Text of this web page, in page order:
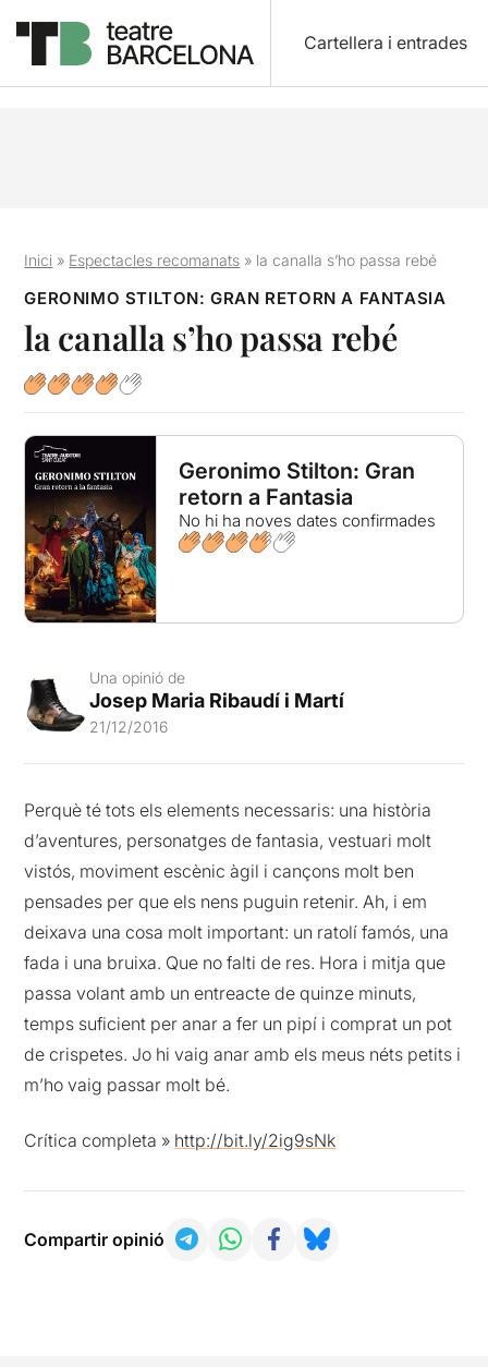
Cartellera i entrades
Inici » Espectacles recomanats » la canalla s’ho passa rebé
GERONIMO STILTON: GRAN RETORN A FANTASIA
la canalla s’ho passa rebé
Geronimo Stilton: Gran
retorn a Fantasia
No hi ha noves dates confirmades
Una opinió de
Josep Maria Ribaudí i Martí
21/12/2016
Perquè té tots els elements necessaris: una història
d’aventures, personatges de fantasia, vestuari molt
vistós, moviment escènic àgil i cançons molt ben
pensades per que els nens puguin retenir. Ah, i em
deixava una cosa molt important: un ratolí famós, una
fada i una bruixa. Que no falti de res. Hora i mitja que
passa volant amb un entreacte de quinze minuts,
temps suficient per anar a fer un pipí i comprat un pot
de crispetes. Jo hi vaig anar amb els meus néts petits i
m’ho vaig passar molt bé.
Crítica completa » http://bit.ly/2ig9sNk
Compartir opinió